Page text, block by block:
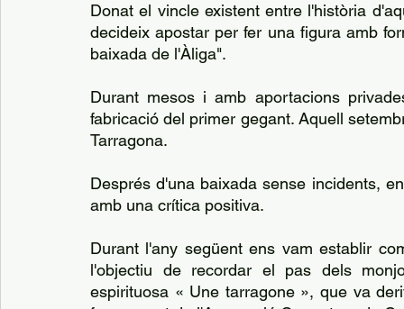
Donat el vincle existent entre l'història
decideix apostar per fer una figura amb
baixada de l'Àliga".
Durant mesos i amb aportacions
fabricació del primer gegant. Aquell
Tarragona.
Després d'una baixada sense incidents,
amb una crítica positiva.
Durant l'any següent ens vam establir
l'objectiu de recordar el pas dels
espirituosa « Une tarragone », que va